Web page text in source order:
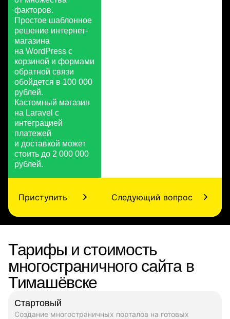
факторов.
Простое шаблонное
решение интернет-
магазина
на WordPress с
корзиной и формами
обратной связи
обойдется в 100 000
рублей.
Кастомный магазин
на Laravel с
интеграцией
платежей
и доставкой может
стоить до 2 000 000
рублей.
Приступить Следующий вопрос
Тарифы и стоимость
многостраничного сайта в
Тимашёвске
Стартовый
Создание многостраничных порталов на готовых